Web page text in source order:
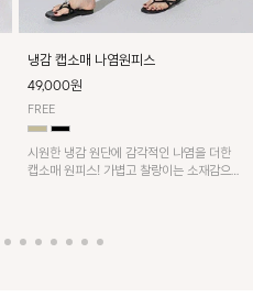
냉감 캡소매 나염원피스
49,000원
FREE
시원한 냉감 원단에 감각적인 나염을 더한
캡소매 원피스! 가볍고 찰랑이는 소재감으로